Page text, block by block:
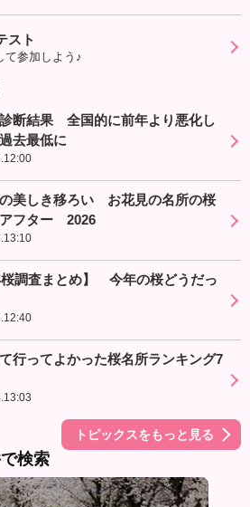
スト
て参加しよう♪
断結果 全国的に前年より悪化し
去最低に
の美しき移ろい お花見の名所の桜
フター 2026
桜調査まとめ】 今年の桜どうだっ
行ってよかった桜名所ランキング7
トピックスをもっと見る
検索